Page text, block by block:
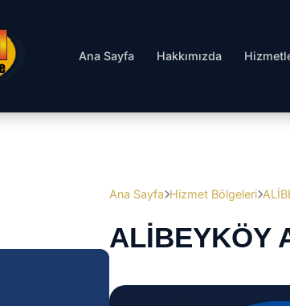
Ana Sayfa Hakkımızda
Ana Sayfa Hizmet Bölgeleri
ALİBEYKÖY